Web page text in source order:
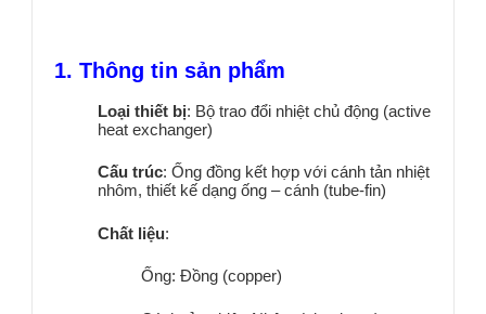
1. Thông tin sản phẩm
Loại thiết bị: Bộ trao đổi nhiệt chủ động (active
heat exchanger)
Cấu trúc: Ống đồng kết hợp với cánh tản nhiệt
nhôm, thiết kế dạng ống – cánh (tube-fin)
Chất liệu:
Ống: Đồng (copper)